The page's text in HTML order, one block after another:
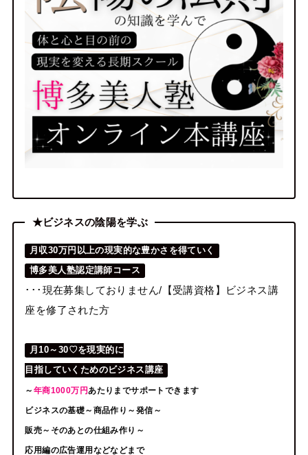
★ビジネスの陰陽を学ぶ
月収30万円以上の現実的な豊かさを得ていく
博多美人塾認定講師コース
･･･現在募集しておりません/【受講資格】ビジネス講
座を修了された方
月10～30♡を現実的に
目指していくためのビジネス講座
～ 年商1000万円 あたりまでサポートできます
ビジネスの基礎～商品作り～発信～
販売～そのあとの仕組み作り～
応用編の広告運用などなどまで